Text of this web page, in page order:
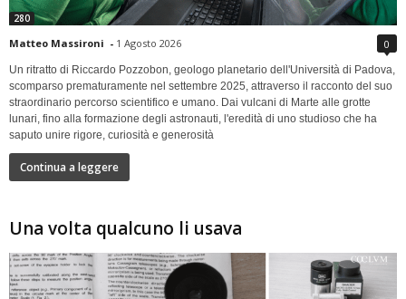
280
Matteo Massironi - 1 Agosto 2026 0
Un ritratto di Riccardo Pozzobon, geologo planetario dell'Università di Padova,
scomparso prematuramente nel settembre 2025, attraverso il racconto del suo
straordinario percorso scientifico e umano. Dai vulcani di Marte alle grotte
lunari, fino alla formazione degli astronauti, l'eredità di uno studioso che ha
saputo unire rigore, curiosità e generosità
Continua a leggere
Una volta qualcuno li usava